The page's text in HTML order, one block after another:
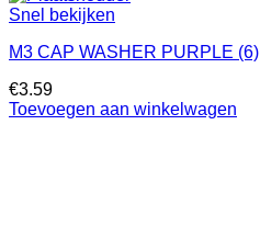
Snel bekijken
M3 CAP WASHER PURPLE (6)
€3.59
Toevoegen aan winkelwagen